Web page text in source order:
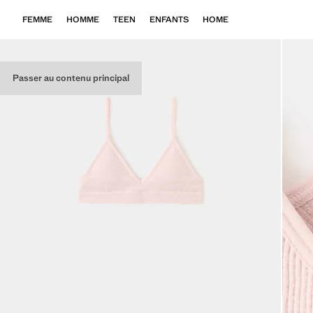
Passer au contenu principal
FEMME HOMME TEEN ENFANTS HOME